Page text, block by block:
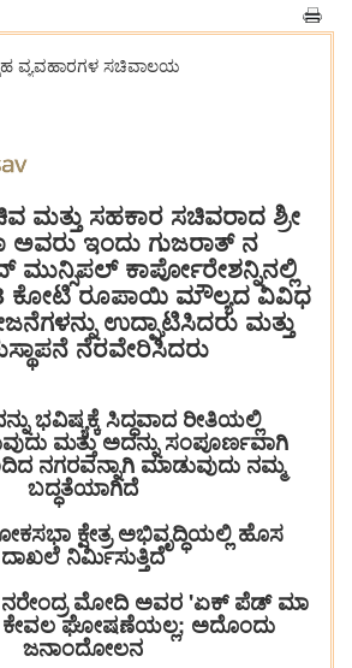
ವ್ಯವಹಾರಗಳ ಸಚಿವಾಲಯ
ಮತ್ತು ಸಹಕಾರ ಸಚಿವರಾದ ಶ್ರೀ
ಇಂದು ಗುಜರಾತ್ ನ
ಕಾರ್ಪೋರೇಶನ್ನಿನಲ್ಲಿ
ಕೋಟಿ ರೂಪಾಯಿ ಮೌಲ್ಯದ ವಿವಿಧ
ಉದ್ಘಾಟಿಸಿದರು ಮತ್ತು
ನೆರವೇರಿಸಿದರು
ಭವಿಷ್ಯಕ್ಕೆ ಸಿದ್ಧವಾದ ರೀತಿಯಲ್ಲಿ
ಮತ್ತು ಅದನ್ನು ಸಂಪೂರ್ಣವಾಗಿ
ನಗರವನ್ನಾಗಿ ಮಾಡುವುದು ನಮ್ಮ
ಬದ್ಧತೆಯಾಗಿದೆ
ಕ್ಷೇತ್ರ ಅಭಿವೃದ್ಧಿಯಲ್ಲಿ ಹೊಸ
ದಾಖಲೆ ನಿರ್ಮಿಸುತ್ತಿದೆ
ನರೇಂದ್ರ ಮೋದಿ ಅವರ 'ಏಕ್ ಪೆಡ್ ಮಾ
ಘೋಷಣೆಯಲ್ಲ; ಅದೊಂದು
ಜನಾಂದೋಲನ